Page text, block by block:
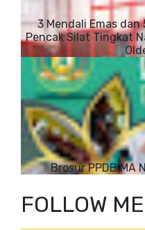
3 Mendali Emas dan
Pencak Silat Tingkat
Brosur PPDB MA
FOLLOW ME